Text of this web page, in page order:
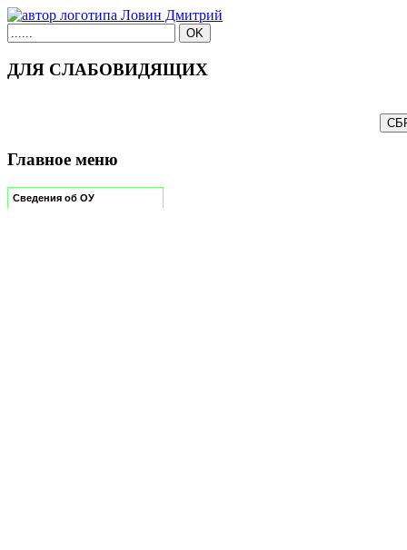
ДЛЯ СЛАБОВИДЯЩИХ
Главное меню
Сведения об ОУ